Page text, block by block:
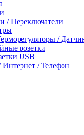
/ Переключатели
/
розетки
USB
/ Телефон